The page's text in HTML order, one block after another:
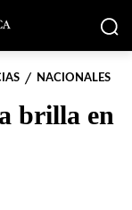
NACIONALES
brilla en